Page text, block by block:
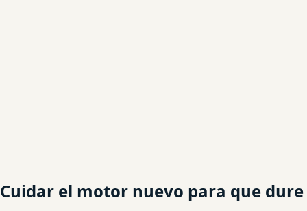
Cuidar el motor nuevo para que dure